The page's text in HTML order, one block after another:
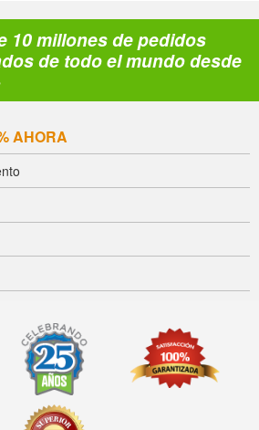
10 millones de pedidos
de todo el mundo desde
AHORA